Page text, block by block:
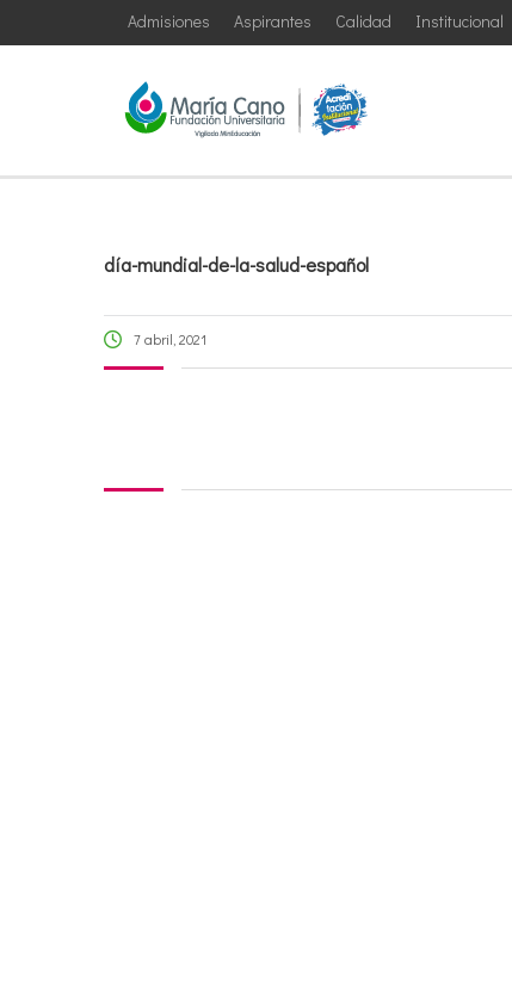
Institucional
Calidad
Aspirantes
Admisiones
día-mundial-de-la-salud-español
7 abril, 2021